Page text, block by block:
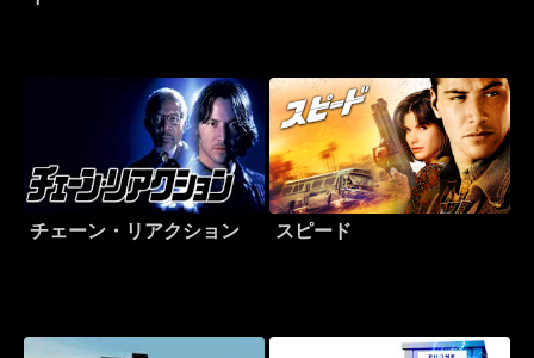
チェーン・リアクション スピード